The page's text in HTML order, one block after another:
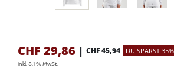
CHF 29,86 | CHF 45,94 DU SPARST 35%
inkl. 8.1 % MwSt.